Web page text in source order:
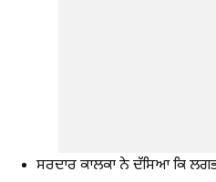
ਸਰਦਾਰ ਕਾਲਕਾ ਨੇ ਦੱਸਿਆ ਕਿ